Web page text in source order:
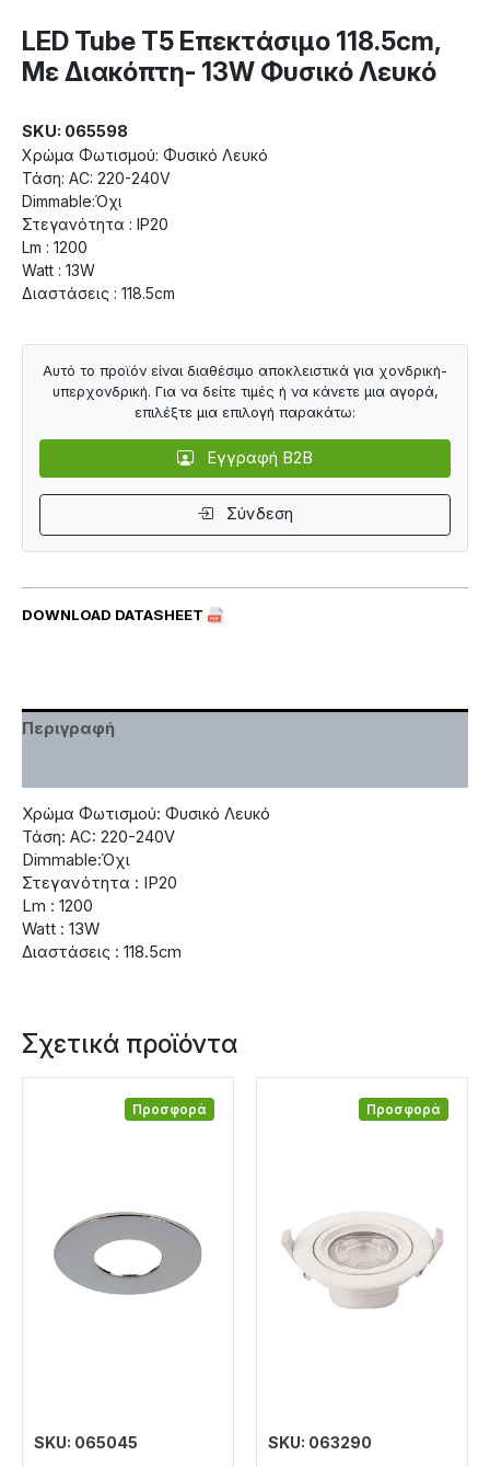
LED Tube T5 Επεκτάσιμο 118.5cm,
Με Διακόπτη- 13W Φυσικό Λευκό
SKU: 065598
Χρώμα Φωτισμού: Φυσικό Λευκό
Τάση: AC: 220-240V
Dimmable:Όχι
Στεγανότητα : IP20
Lm : 1200
Watt : 13W
Διαστάσεις : 118.5cm
DOWNLOAD DATASHEET
Αυτό το προϊόν είναι διαθέσιμο αποκλειστικά για χονδρική-
υπερχονδρική. Για να δείτε τιμές ή να κάνετε μια αγορά,
επιλέξτε μια επιλογή παρακάτω:
Εγγραφή B2B
Σύνδεση
Περιγραφή
Χρώμα Φωτισμού: Φυσικό Λευκό
Τάση: AC: 220-240V
Dimmable:Όχι
Στεγανότητα : IP20
Lm : 1200
Watt : 13W
Διαστάσεις : 118.5cm
Σχετικά προϊόντα
Προσφορά
SKU: 065045
Προσφορά
SKU: 063290